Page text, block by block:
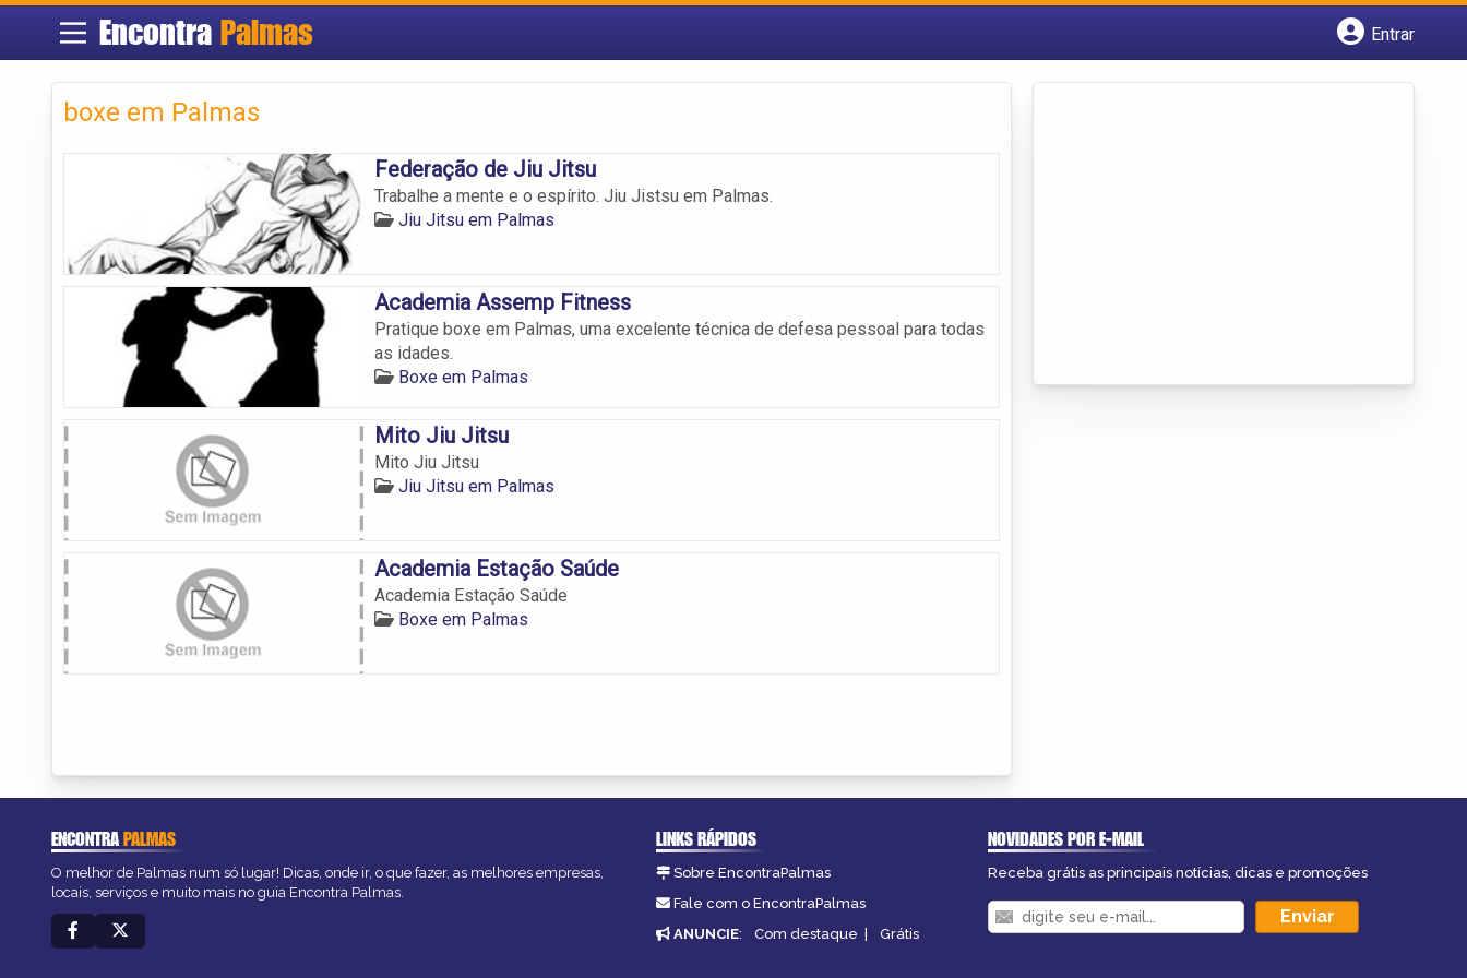
Encontra Palmas
Entrar
boxe em Palmas
Federação de Jiu Jitsu
Trabalhe a mente e o espírito. Jiu Jistsu em Palmas.
Jiu Jitsu em Palmas
Academia Assemp Fitness
Pratique boxe em Palmas, uma excelente técnica de defesa pessoal para todas
as idades.
Boxe em Palmas
Mito Jiu Jitsu
Mito Jiu Jitsu
Jiu Jitsu em Palmas
Academia Estação Saúde
Academia Estação Saúde
Boxe em Palmas
ENCONTRAPALMAS
O melhor de Palmas num só lugar! Dicas, onde ir, o que fazer, as melhores empresas,
locais, serviços e muito mais no guia Encontra Palmas.
LINKS RÁPIDOS
Sobre EncontraPalmas
Fale com o EncontraPalmas
ANUNCIE: Com destaque | Grátis
NOVIDADES POR E-MAIL
Receba grátis as principais notícias, dicas e promoções